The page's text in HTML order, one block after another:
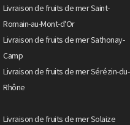
Livraison de fruits de mer Saint-
Romain-au-Mont-d'Or
Livraison de fruits de mer Sathonay-
Camp
Livraison de fruits de mer Sérézin-du-
Rhône
Livraison de fruits de mer Solaize